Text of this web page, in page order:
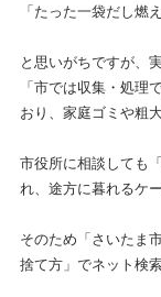
「たった一袋だし燃
と思いがちですが、
「市では収集・処理
おり、家庭ゴミや粗
市役所に相談しても
れ、途方に暮れるケ
そのため「さいたま
捨て方」でネット検